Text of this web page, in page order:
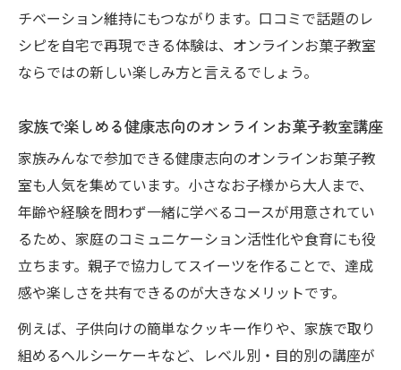
チベーション維持にもつながります。口コミで話題のレ
シピを自宅で再現できる体験は、オンラインお菓子教室
ならではの新しい楽しみ方と言えるでしょう。
家族で楽しめる健康志向のオンラインお菓子教室講座
家族みんなで参加できる健康志向のオンラインお菓子教
室も人気を集めています。小さなお子様から大人まで、
年齢や経験を問わず一緒に学べるコースが用意されてい
るため、家庭のコミュニケーション活性化や食育にも役
立ちます。親子で協力してスイーツを作ることで、達成
感や楽しさを共有できるのが大きなメリットです。
例えば、子供向けの簡単なクッキー作りや、家族で取り
組めるヘルシーケーキなど、レベル別・目的別の講座が